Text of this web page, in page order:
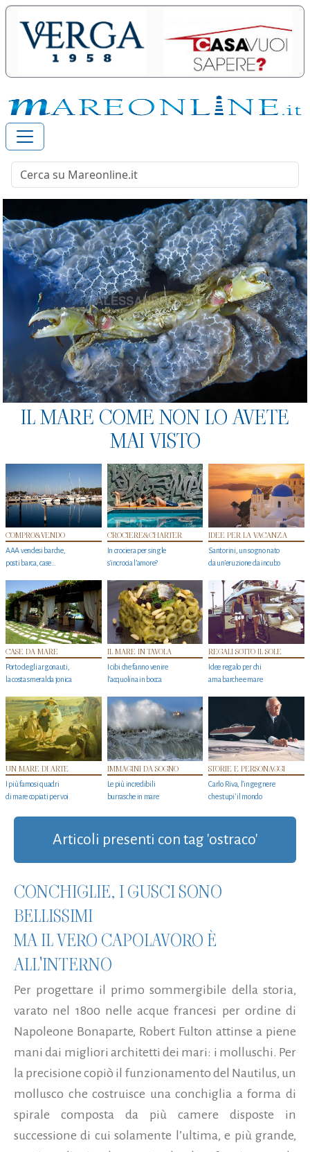
IL MARE COME NON LO AVETE
MAI VISTO
COMPRO&VENDO
AAA vendesi barche,
posti barca, case…
CROCIERE&CHARTER
In crociera per single
s'incrocia l’amore?
IDEE PER LA VACANZA
Santorini, un sogno nato
da un’eruzione da incubo
CASE DA MARE
Porto degli argonauti,
la costa smeralda jonica
IL MARE IN TAVOLA
I cibi che fanno venire
l’acquolina in bocca
REGALI SOTTO IL SOLE
Idee regalo per chi
ama barche e mare
UN MARE DI ARTE
I più famosi quadri
di mare copiati per voi
IMMAGINI DA SOGNO
Le più incredibili
burrasche in mare
STORIE E PERSONAGGI
Carlo Riva, l’ingegnere
che stupi' il mondo
Articoli presenti con tag 'ostraco'
CONCHIGLIE, I GUSCI SONO
BELLISSIMI
MA IL VERO CAPOLAVORO È
ALL'INTERNO
Per progettare il primo sommergibile della storia,
varato nel 1800 nelle acque francesi per ordine di
Napoleone Bonaparte, Robert Fulton attinse a piene
mani dai migliori architetti dei mari: i molluschi. Per
la precisione copiò il funzionamento del Nautilus, un
mollusco che costruisce una conchiglia a forma di
spirale composta da più camere disposte in
successione di cui solamente l’ultima, e più grande,